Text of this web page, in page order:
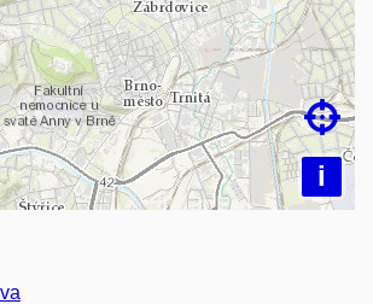
mapu…
i
